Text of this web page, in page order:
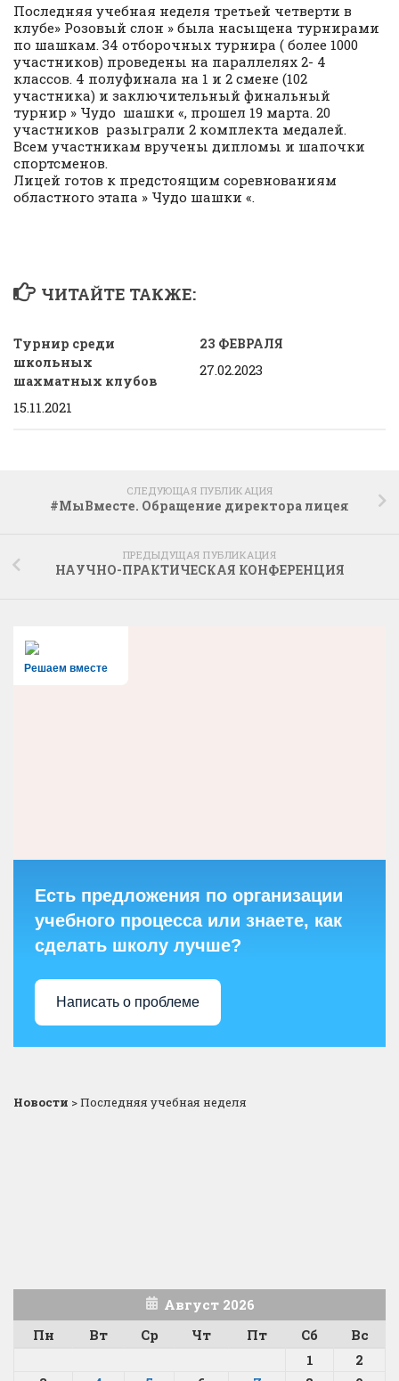
Последняя учебная неделя третьей четверти в
клубе» Розовый слон » была насыщена турнирами
по шашкам. 34 отборочных турнира ( более 1000
участников) проведены на параллелях 2- 4
классов. 4 полуфинала на 1 и 2 смене (102
участника) и заключительный финальный
турнир » Чудо шашки «, прошел 19 марта. 20
участников разыграли 2 комплекта медалей.
Всем участникам вручены дипломы и шапочки
спортсменов.
Лицей готов к предстоящим соревнованиям
областного этапа » Чудо шашки «.
ЧИТАЙТЕ ТАКЖЕ:
Турнир среди
школьных
шахматных клубов
15.11.2021
23 ФЕВРАЛЯ
27.02.2023
СЛЕДУЮЩАЯ ПУБЛИКАЦИЯ
#МыВместе. Обращение директора лицея
ПРЕДЫДУЩАЯ ПУБЛИКАЦИЯ
НАУЧНО-ПРАКТИЧЕСКАЯ КОНФЕРЕНЦИЯ
Решаем вместе
Есть предложения по организации
учебного процесса или знаете, как
сделать школу лучше?
Написать о проблеме
Новости >Последняя учебная неделя
Август 2026
Пн
Вт Ср Чт Пт Сб
Вс
1
2